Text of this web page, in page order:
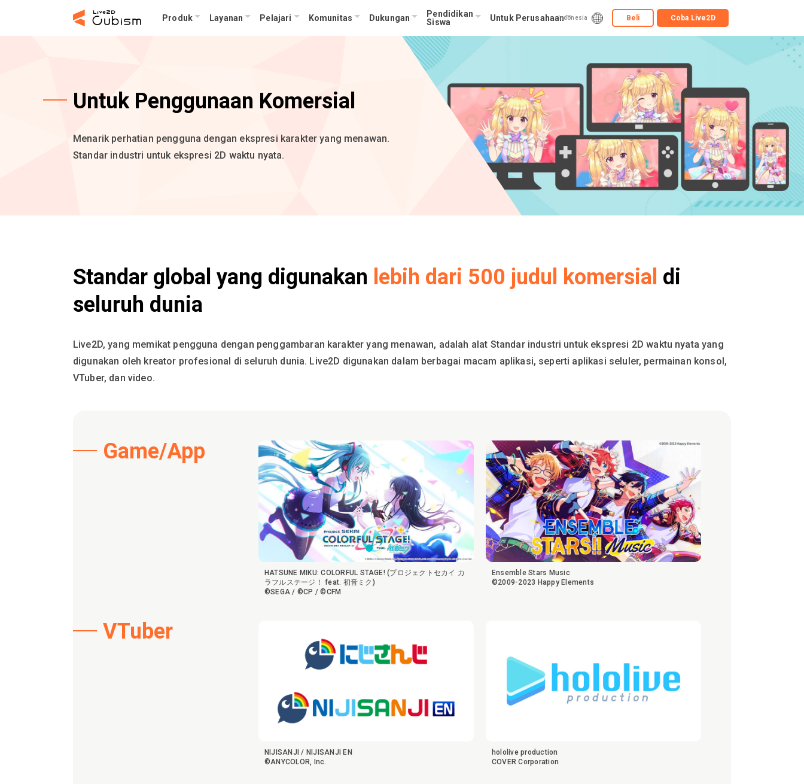
Produk Layanan Pelajari Komunitas Dukungan
Pendidikan
Siswa
Untuk PerusahaanIndonesia Beli Coba Live2D
Untuk Penggunaan Komersial
Menarik perhatian pengguna dengan ekspresi karakter yang menawan.
Standar industri untuk ekspresi 2D waktu nyata.
Standar global yang digunakan lebih dari 500 judul komersial di
seluruh dunia
Live2D, yang memikat pengguna dengan penggambaran karakter yang menawan, adalah alat Standar industri untuk ekspresi 2D waktu nyata yang
digunakan oleh kreator profesional di seluruh dunia. Live2D digunakan dalam berbagai macam aplikasi, seperti aplikasi seluler, permainan konsol,
VTuber, dan video.
Game/App
HATSUNE MIKU: COLORFUL STAGE! (プロジェクトセカイ カ
ラフルステージ！ feat. 初音ミク)
©SEGA / ©CP / ©CFM
Ensemble Stars Music
©2009-2023 Happy Elements
VTuber
NIJISANJI / NIJISANJI EN
©ANYCOLOR, Inc.
hololive production
COVER Corporation